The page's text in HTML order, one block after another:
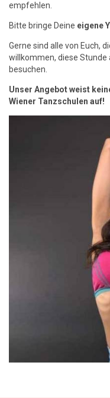
empfehlen.
Bitte bringe Deine eigene
Gerne sind alle von Euch,
willkommen, diese
besuchen.
Unser Angebot weist
Wiener Tanzschulen auf!